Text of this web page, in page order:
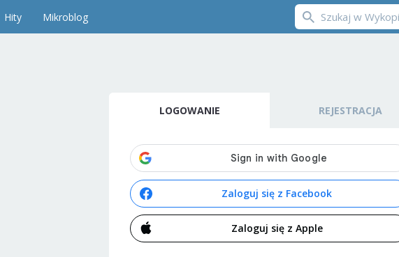
Hity Mikroblog
LOGOWANIE REJESTRACJA
Zaloguj się z Facebook
Zaloguj się z Apple